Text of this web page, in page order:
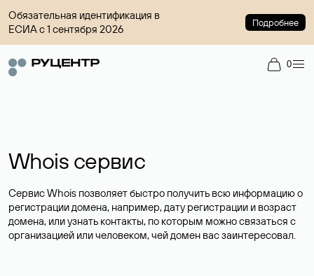
Обязательная идентификация в
ЕСИА с 1 сентября 2026
Подробнее
0
Whois сервис
Сервис Whois позволяет быстро получить всю информацию о
регистрации домена, например, дату регистрации и возраст
домена, или узнать контакты, по которым можно связаться с
организацией или человеком, чей домен вас заинтересовал.